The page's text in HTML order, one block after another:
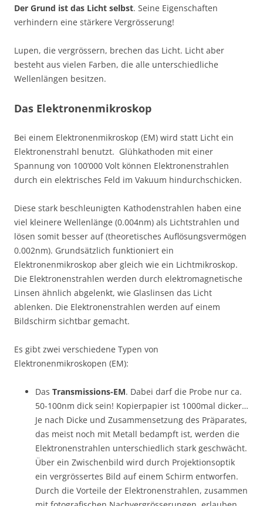
Der Grund ist das Licht selbst. Seine Eigenschaften
verhindern eine stärkere Vergrösserung!
Lupen, die vergrössern, brechen das Licht. Licht aber
besteht aus vielen Farben, die alle unterschiedliche
Wellenlängen besitzen.
Das Elektronenmikroskop
Bei einem Elektronenmikroskop (EM) wird statt Licht ein
Elektronenstrahl benutzt. Glühkathoden mit einer
Spannung von 100’000 Volt können Elektronenstrahlen
durch ein elektrisches Feld im Va­kuum hindurchschicken.
Diese stark beschleunigten Kathodenstrahlen haben eine
viel kleinere Wellenlänge (0.004nm) als Lichtstrahlen und
lösen somit besser auf (theoretisches Auflösungsvermögen
0.002nm). Grundsätzlich funktioniert ein
Elektronenmikroskop aber gleich wie ein Lichtmikroskop.
Die Elektronenstrahlen werden durch elektromagnetische
Linsen ähnlich abgelenkt, wie Glaslinsen das Licht
ablenken. Die Elektronenstrahlen werden auf einem
Bildschirm sichtbar gemacht.
Es gibt zwei verschiedene Typen von
Elektronenmikroskopen (EM):
Das Transmissions-EM. Dabei darf die Probe nur ca.
50-100nm dick sein! Kopierpapier ist 1000mal dicker…
Je nach Dicke und Zusammensetzung des Präparates,
das meist noch mit Metall bedampft ist, werden die
Elektronenstrahlen unterschiedlich stark geschwächt.
Über ein Zwischenbild wird durch Projektionsoptik
ein vergrössertes Bild auf einem Schirm entworfen.
Durch die Vorteile der Elektronenstrahlen, zusammen